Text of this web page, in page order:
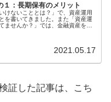
１：長期保有のメリット
けないこととは？」で、資産運用
を書いてきました。また「資産運
ませんか？」では、金融資産を労
2021.05.17
証した記事は、こち